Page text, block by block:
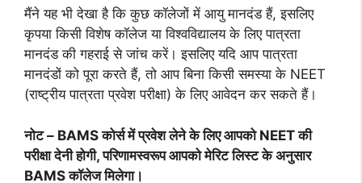
मैंने यह भी देखा है कि कुछ कॉलेजों में आयु मानदंड हैं, इसलिए
कृपया किसी विशेष कॉलेज या विश्वविद्यालय के लिए पात्रता
मानदंड की गहराई से जांच करें। इसलिए यदि आप पात्रता
मानदंडों को पूरा करते हैं, तो आप बिना किसी समस्या के NEET
(राष्ट्रीय पात्रता प्रवेश परीक्षा) के लिए आवेदन कर सकते हैं।
नोट – BAMS कोर्स में प्रवेश लेने के लिए आपको NEET की
परीक्षा देनी होगी, परिणामस्वरूप आपको मेरिट लिस्ट के अनुसार
BAMS कॉलेज मिलेगा।